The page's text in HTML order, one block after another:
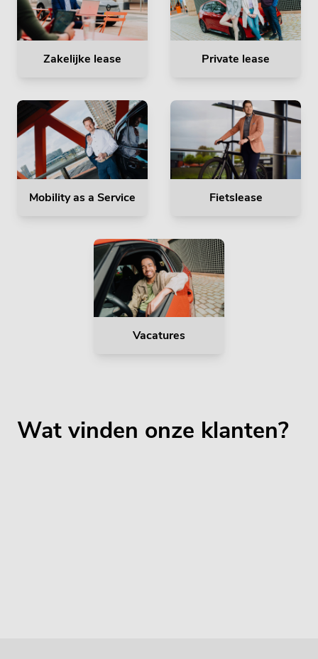
Zakelijke lease Private lease
Mobility as a Service Fietslease
Vacatures
Wat vinden onze klanten?